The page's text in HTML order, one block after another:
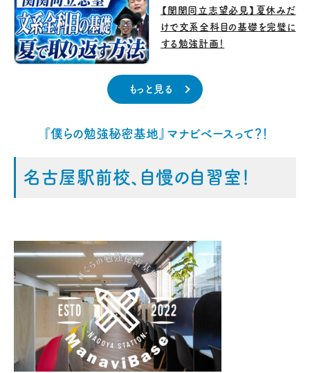
『僕らの勉強秘密基地』マナビベースって？！
名古屋駅前校、自慢の自習室！
【関関同立志望必見】夏休みだ
けで文系全科目の基礎を完璧に
する勉強計画！
もっと見る